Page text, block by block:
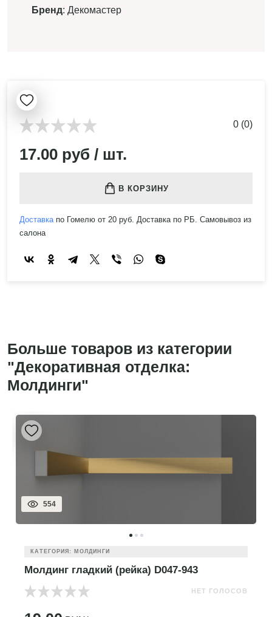
Бренд: Декомастер
0 (0)
17.00 руб / шт.
В КОРЗИНУ
Доставкапо Гомелю от 20 руб. Доставка по РБ. Самовывоз из
салона
Больше товаров из категории
"Декоративная отделка:
Молдинги"
554
КАТЕГОРИЯ: МОЛДИНГИ
Молдинг гладкий (рейка) D047-943
НЕТ ГОЛОСОВ